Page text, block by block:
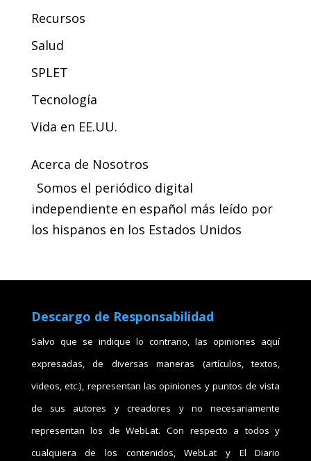
Recursos
Salud
SPLET
Tecnología
Vida en EE.UU.
Acerca de Nosotros
Somos el periódico digital
independiente en español más leído por
los hispanos en los Estados Unidos
Descargo de Responsabilidad
Salvo que se indique lo contrario, las opiniones aquí
expresadas, de diversas maneras (artículos, textos,
videos, etc.), representan las opiniones y puntos de vista
de sus autores y creadores y no necesariamente
representan los de WebLat. Con respecto a todos y
cualquiera de los contenidos, WebLat y El Diario